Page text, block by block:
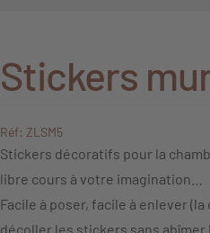
Stickers
Réf: ZLSM5
Stickers décoratifs pour la
libre cours à votre imagination…
Facile à poser, facile à enlever
décoller les stickers sans abîmer